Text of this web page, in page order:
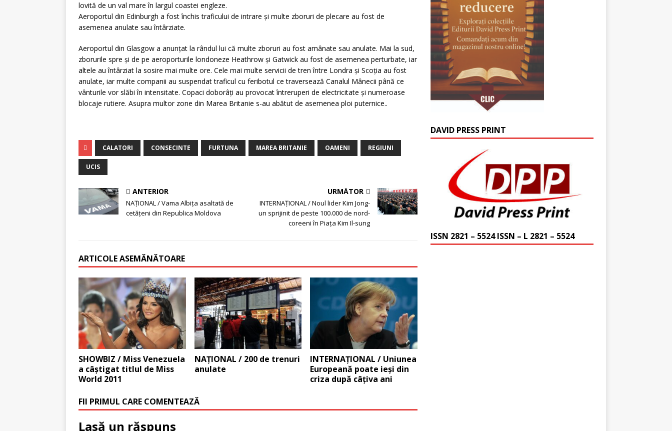
lovită de un val mare în largul coastei engleze.
Aeroportul din Edinburgh a fost închis traficului de intrare şi multe zboruri de plecare au fost de
asemenea anulate sau întârziate.
Aeroportul din Glasgow a anunţat la rândul lui că multe zboruri au fost amânate sau anulate. Mai la sud,
zborurile spre şi de pe aeroporturile londoneze Heathrow şi Gatwick au fost de asemenea perturbate, iar
altele au întârziat la sosire mai multe ore. Cele mai multe servicii de tren între Londra şi Scoţia au fost
anulate, iar multe companii au suspendat traficul cu feribotul ce traversează Canalul Mânecii până ce
vânturile vor slăbi în intensitate. Copaci doborâţi au provocat întreruperi de electricitate şi numeroase
blocaje rutiere. Asupra multor zone din Marea Britanie s-au abătut de asemenea ploi puternice..
CALATORI CONSECINTE FURTUNA MAREA BRITANIE OAMENI REGIUNI
UCIS
ANTERIOR
NAŢIONAL / Vama Albiţa asaltată de
cetăţeni din Republica Moldova
URMĂTOR
INTERNAŢIONAL / Noul lider Kim Jong-
un sprijinit de peste 100.000 de nord-
coreeni în Piaţa Kim Il-sung
ARTICOLE ASEMĂNĂTOARE
SHOWBIZ / Miss Venezuela
a câştigat titlul de Miss
World 2011
NAŢIONAL / 200 de trenuri
anulate
INTERNAŢIONAL / Uniunea
Europeană poate ieşi din
criza după câţiva ani
FII PRIMUL CARE COMENTEAZĂ
Lasă un răspuns
DAVID PRESS PRINT
ISSN 2821 – 5524 ISSN – L 2821 – 5524